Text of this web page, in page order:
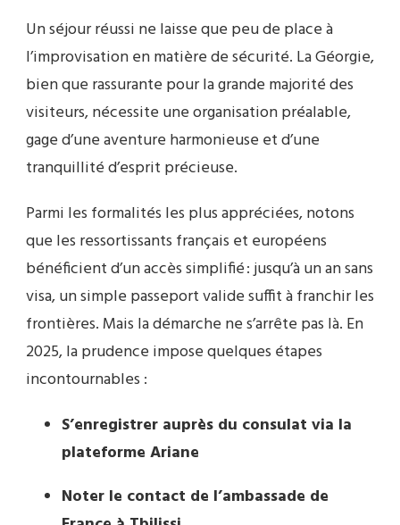
Un séjour réussi ne laisse que peu de place à
l’improvisation en matière de sécurité. La Géorgie,
bien que rassurante pour la grande majorité des
visiteurs, nécessite une organisation préalable,
gage d’une aventure harmonieuse et d’une
tranquillité d’esprit précieuse.
Parmi les formalités les plus appréciées, notons
que les ressortissants français et européens
bénéficient d’un accès simplifié : jusqu’à un an sans
visa, un simple passeport valide suffit à franchir les
frontières. Mais la démarche ne s’arrête pas là. En
2025, la prudence impose quelques étapes
incontournables :
S’enregistrer auprès du consulat via la
plateforme Ariane
Noter le contact de l’ambassade de